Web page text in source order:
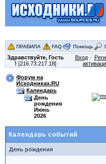
ПРАВИЛА FAQ Помощь
Здравствуйте, Гость
! [216.73.217.18]
Вход
Форум на
Исходниках.RU
Календарь
День
рождения
Июнь
2026
Календарь событий
День рождения